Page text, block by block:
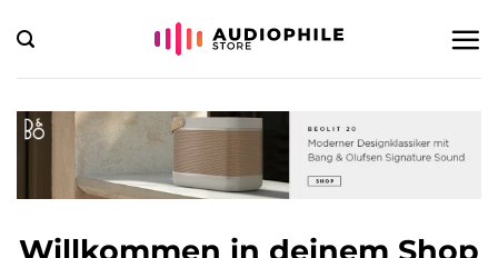
Inhalt
springen